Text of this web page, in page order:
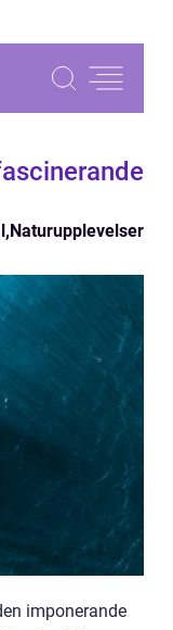
,Naturupplevelser
imponerande